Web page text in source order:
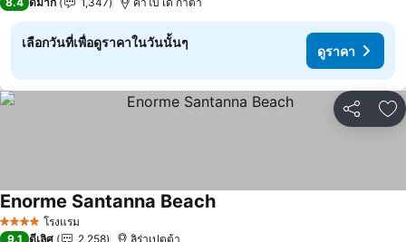
เลือกวันที่เพื่อดูราคาในวันนั้นๆ
ดูราคา
แชร์ เ
4 ดาว โรงแรม
Enorme Santanna Beach
9.1 ดีเลิศ 2,258 ลิร่าเปตต้า